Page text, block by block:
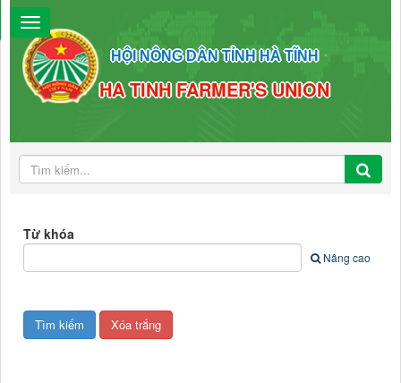
HỘI NÔNG DÂN TỈNH HÀ TĨNH
HA TINH FARMER'S UNION
Từ khóa
Nâng cao